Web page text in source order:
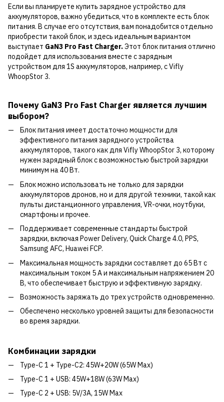
Если вы планируете купить зарядное устройство для
аккумуляторов, важно убедиться, что в комплекте есть блок
питания. В случае его отсутствия, вам понадобится отдельно
приобрести такой блок, и здесь идеальным вариантом
выступает GaN3 Pro Fast Charger.Этот блок питания отлично
подойдет для использования вместе с зарядным
устройством для 1S аккумуляторов, например, с Vifly
WhoopStor 3.
Почему GaN3 Pro Fast Charger является лучшим
выбором?
Блок питания имеет достаточно мощности для
эффективного питания зарядного устройства
аккумуляторов, такого как для Vifly WhoopStor 3, которому
нужен зарядный блок с возможностью быстрой зарядки
минимум на 40 Вт.
Блок можно использовать не только для зарядки
аккумуляторов дронов, но и для другой техники, такой как
пульты дистанционного управления, VR-очки, ноутбуки,
смартфоны и прочее.
Поддерживает современные стандарты быстрой
зарядки, включая Power Delivery, Quick Charge 4.0, PPS,
Samsung AFC, Huawei FCP.
Максимальная мощность зарядки составляет до 65 Вт с
максимальным током 5 А и максимальным напряжением 20
В, что обеспечивает быструю и эффективную зарядку.
Возможность заряжать до трех устройств одновременно.
Обеспечено несколько уровней защиты для безопасности
во время зарядки.
Комбинации зарядки
Type-C 1 + Type-C2: 45W+20W (65W Max)
Type-C 1 + USB: 45W+18W (63W Max)
Type-C 2 + USB: 5V/3A, 15W Max